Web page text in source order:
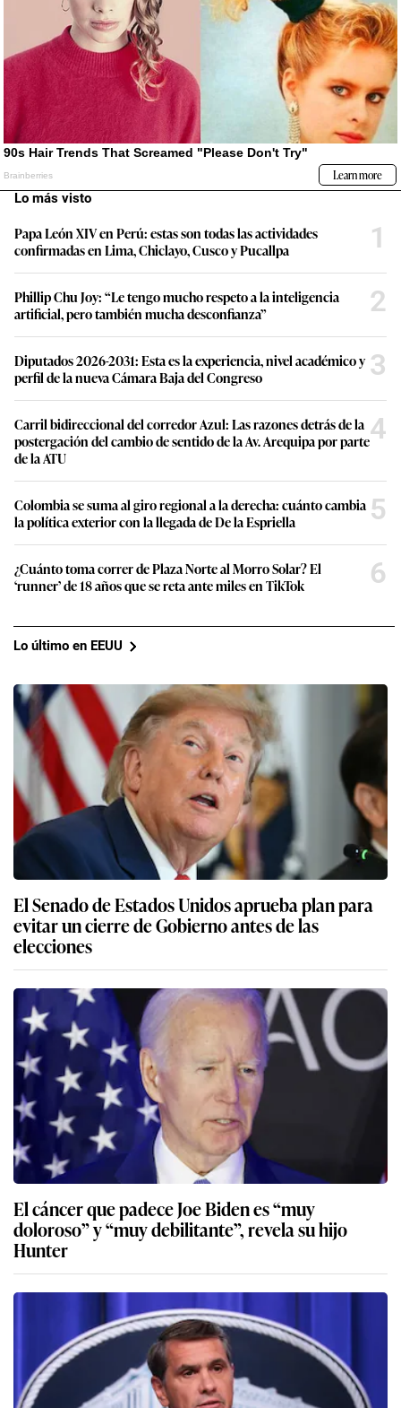
Lo más visto
Papa León XIV en Perú: estas son todas las actividades
confirmadas en Lima, Chiclayo, Cusco y Pucallpa
1
Phillip Chu Joy: “Le tengo mucho respeto a la inteligencia
artificial, pero también mucha desconfianza”
2
Diputados 2026-2031: Esta es la experiencia, nivel académico y
perfil de la nueva Cámara Baja del Congreso
3
Carril bidireccional del corredor Azul: Las razones detrás de la
postergación del cambio de sentido de la Av. Arequipa por parte
de la ATU
4
Colombia se suma al giro regional a la derecha: cuánto cambia
la política exterior con la llegada de De la Espriella
5
¿Cuánto toma correr de Plaza Norte al Morro Solar? El
‘runner’ de 18 años que se reta ante miles en TikTok
6
Lo último en EEUU
El Senado de Estados Unidos aprueba plan para
evitar un cierre de Gobierno antes de las
elecciones
El cáncer que padece Joe Biden es “muy
doloroso” y “muy debilitante”, revela su hijo
Hunter